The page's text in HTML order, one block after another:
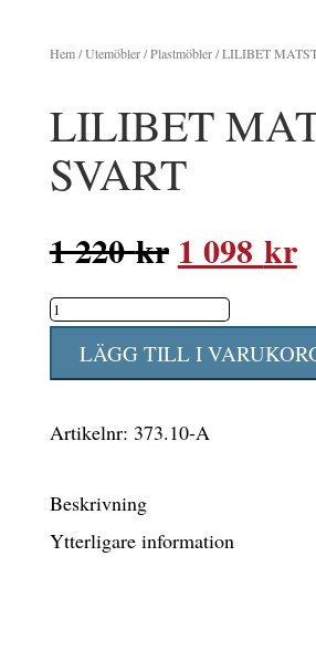
Hem/Utemöbler/Plastmöbler/ LILIBET
LILIBET
SVART
1 220kr Det
priset
var:
220 kr.
1 098 kr
LILIBET
MATSTOL
SVART
LÄGG TILL I
Artikelnr: 373.10-A
Beskrivning
Ytterligare information